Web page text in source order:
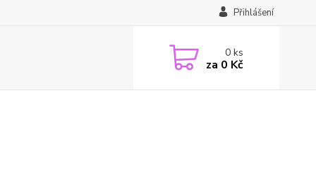
Přihlášení
0ks
za 0 Kč